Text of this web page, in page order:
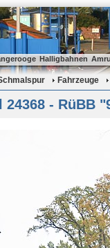
Halligbahnen
Fahrzeuge
24368 - RüBB